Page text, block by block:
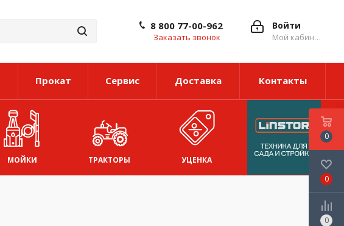
Войти
Мой кабинет
8 800 77-00-962
Заказать звонок
Прокат Сервис Доставка Контакты
МОЙКИ ТРАКТОРЫ УЦЕНКА
0
0
0